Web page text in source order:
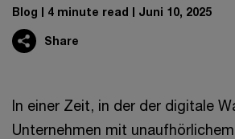
Blog 4 minute read Juni 10, 2025
Share
In einer Zeit, in der der digitale
Unternehmen mit unaufhörlichem